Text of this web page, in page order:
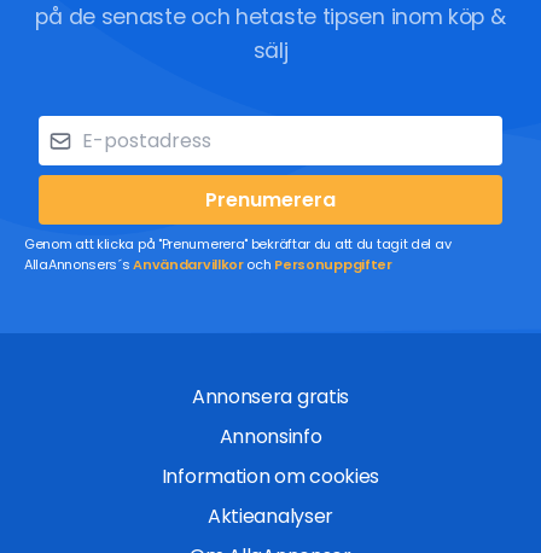
på de senaste och hetaste tipsen inom köp &
sälj
Prenumerera
Genom att klicka på "Prenumerera" bekräftar du att du tagit del av
AllaAnnonsers´sAnvändarvillkoroch Personuppgifter
Annonsera gratis
Annonsinfo
Information om cookies
Aktieanalyser